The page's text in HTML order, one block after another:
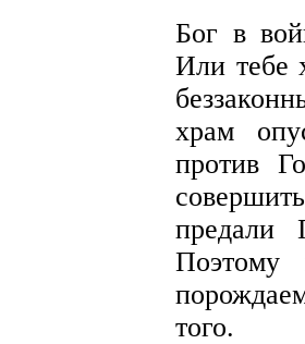
Бог в
Или тебе
храм
против
предали
Поэтому
того.